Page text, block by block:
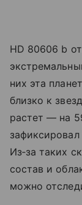
HD 80606 b
них эта
близко к
растет — на
Из‑за таких
состав и
можно